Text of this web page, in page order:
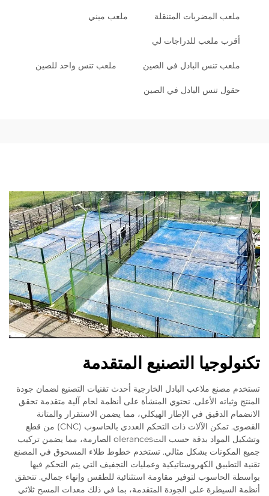
ملعب المضربات المتنقلة ملعب ميني
أقرب ملعب للدراجات لي
ملعب تنس البادل في الصين ملعب تنس واحد للصين
حقول تنس البادل في الصين
تكنولوجيا التصنيع المتقدمة
تستخدم مصنع ملاعب البادل الخارجية أحدث تقنيات التصنيع لضمان جودة
المنتج وثباته الأعلى. تحتوي المنشأة على أنظمة لحام آلية متقدمة تحقق
الانضمام الدقيق في الإطار الهيكلي، مما يضمن الاستقرار والمتانة
القصوى. تمكن الآلات ذات التحكم العددي بالحاسوب (CNC) من قطع
وتشكيل المواد بدقة حسب التolerances الصارمة، مما يضمن تركيب
جميع المكونات بشكل مثالي. تستخدم خطوط طلاء المسحوق في المصنع
تقنية التطبيق الكهروستاتيكية وعمليات التجفيف التي يتم التحكم فيها
بواسطة الحاسوب لتوفير مقاومة استثنائية للطقس وإنهاء جمالي. تتحقق
أنظمة السيطرة على الجودة المتقدمة، بما في ذلك معدات المسح ثلاثي